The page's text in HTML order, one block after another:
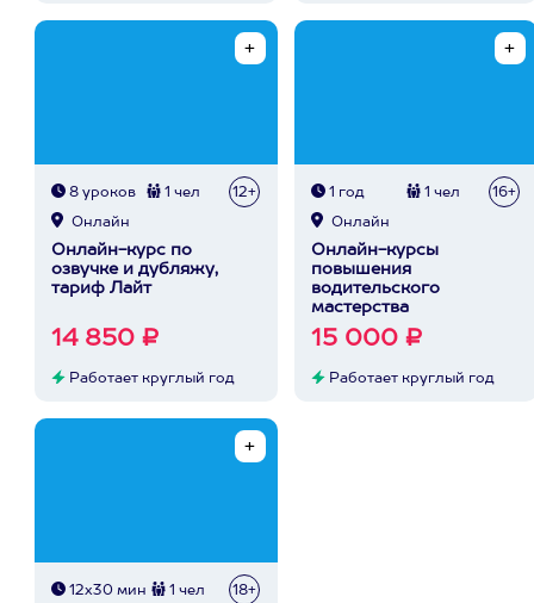
8 уроков 1 чел 12+
Онлайн
Онлайн-курс по
озвучке и дубляжу,
тариф Лайт
14 850 ₽
Работает круглый год
1 год 1 чел 16+
Онлайн
Онлайн-курсы
повышения
водительского
мастерства
15 000 ₽
Работает круглый год
12х30 мин 1 чел 18+